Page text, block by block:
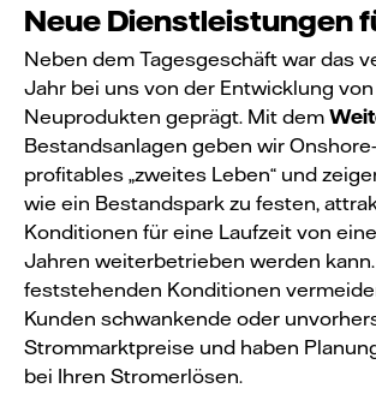
Neue Dienstleistungen
Neben dem Tagesgeschäft war das
Jahr bei uns von der Entwicklung von
Neuprodukten geprägt. Mit dem
Bestandsanlagen geben wir
profitables „zweites Leben“ und
wie ein Bestandspark zu festen,
Konditionen für eine Laufzeit von
Jahren weiterbetrieben werden
feststehenden Konditionen
Kunden schwankende oder
Strommarktpreise und haben
bei Ihren Stromerlösen.